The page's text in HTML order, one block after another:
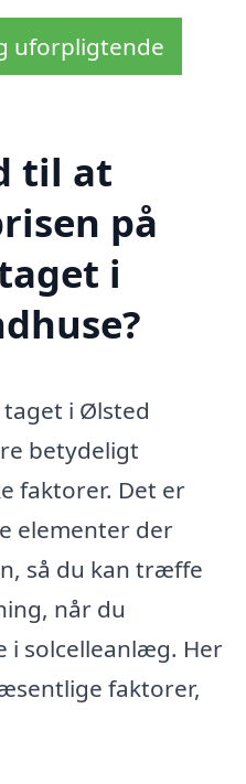
uforpligtende
til at
på
i
taget i Ølsted
betydeligt
faktorer. Det er
elementer der
så du kan træffe
når du
i solcelleanlæg. Her
faktorer,